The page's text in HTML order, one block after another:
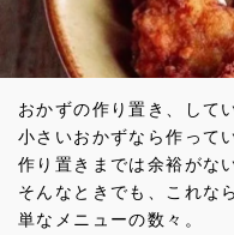
おかずの作り置き、して
小さいおかずなら作って
作り置きまでは余裕がな
そんなときでも、これな
単なメニューの数々。